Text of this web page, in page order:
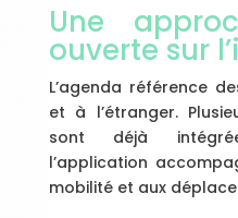
Une
ouverte sur
L’agenda référence
et à l’étranger.
sont déjà
l’application
mobilité et aux